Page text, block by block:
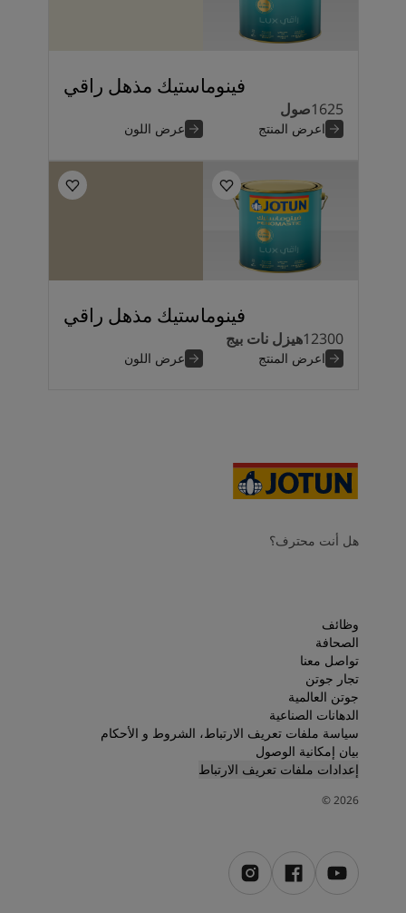
فينوماستيك مذهل راقي
1625صول
اعرض المنتج عرض اللون
فينوماستيك مذهل راقي
12300هيزل نات بيج
اعرض المنتج عرض اللون
هل أنت محترف؟
وظائف
الصحافة
تواصل معنا
تجار جوتن
جوتن العالمية
الدهانات الصناعية
سياسة ملفات تعريف الارتباط، الشروط و الأحكام
بيان إمكانية الوصول
إعدادات ملفات تعريف الارتباط
2026
©